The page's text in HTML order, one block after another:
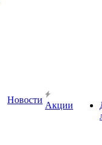
Новости
Акции